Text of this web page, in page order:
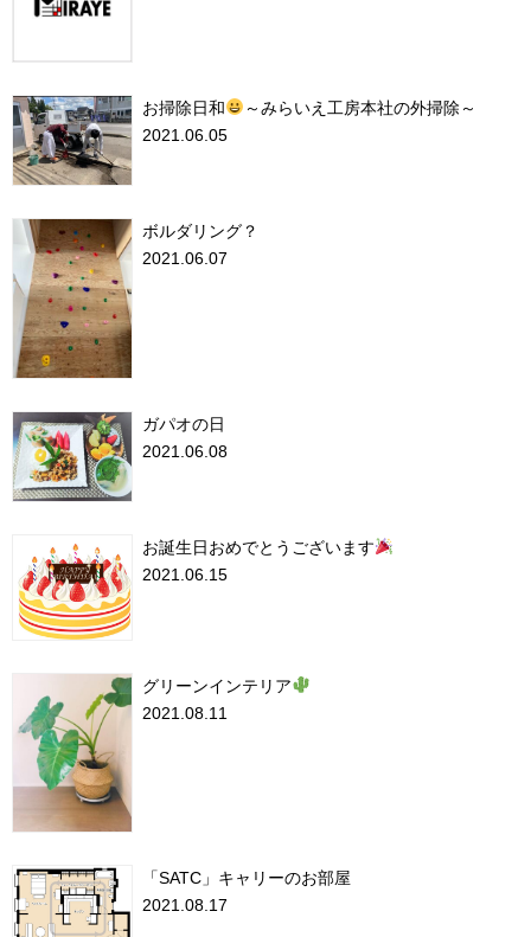
お掃除日和
～みらいえ工房本社の外掃除～
2021.06.05
ボルダリング？
2021.06.07
ガパオの日
2021.06.08
お誕生日おめでとうございます
2021.06.15
グリーンインテリア
2021.08.11
「SATC」キャリーのお部屋
2021.08.17